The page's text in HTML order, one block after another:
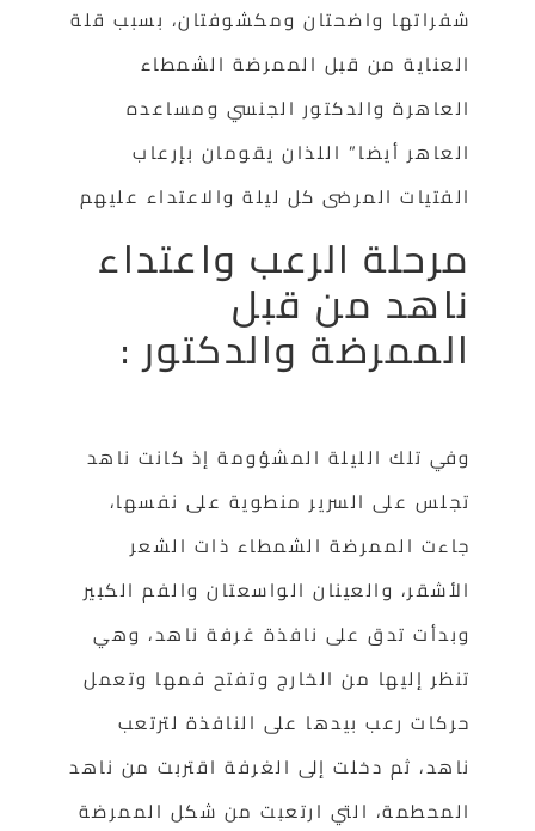
شفراتها واضحتان ومكشوفتان، بسبب قلة
العناية من قبل الممرضة الشمطاء
العاهرة والدكتور الجنسي ومساعده
العاهر أيضا” اللذان يقومان بإرعاب
الفتيات المرضى كل ليلةوالاعتداء عليهم
مرحلة الرعب واعتداء
ناهد من قبل
الممرضة والدكتور :
وفي تلك الليلة المشؤومة إذ كانت ناهد
تجلس على السرير منطوية على نفسها،
جاءت الممرضة الشمطاء ذات الشعر
الأشقر، والعينان الواسعتان والفم الكبير
وبدأت تدق على نافذة غرفة ناهد، وهي
تنظر إليها من الخارج وتفتح فمها وتعمل
حركات رعب بيدها على النافذة لترتعب
ناهد، ثم دخلت إلى الغرفة اقتربت من ناهد
المحطمة، التي ارتعبت من شكل الممرضة